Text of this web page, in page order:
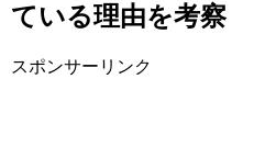
ている理由を考察
スポンサーリンク